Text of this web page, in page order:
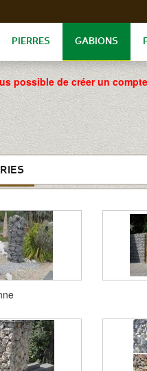
PIERRES GABIONS
possible de créer un